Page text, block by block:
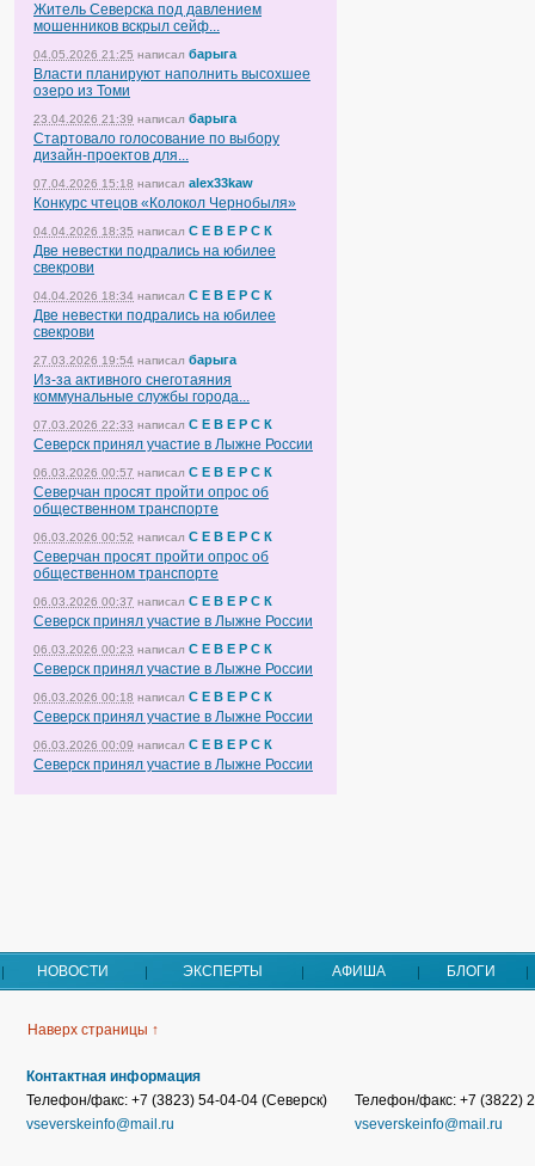
Житель Северска под давлением
мошенников вскрыл сейф...
04.05.2026 21:25 написал барыга
Власти планируют наполнить высохшее
озеро из Томи
23.04.2026 21:39 написал барыга
Стартовало голосование по выбору
дизайн-проектов для...
07.04.2026 15:18 написал alex33kaw
Конкурс чтецов «Колокол Чернобыля»
04.04.2026 18:35 написал С Е В Е Р С К
Две невестки подрались на юбилее
свекрови
04.04.2026 18:34 написал С Е В Е Р С К
Две невестки подрались на юбилее
свекрови
27.03.2026 19:54 написал барыга
Из-за активного снеготаяния
коммунальные службы города...
07.03.2026 22:33 написал С Е В Е Р С К
Северск принял участие в Лыжне России
06.03.2026 00:57 написал С Е В Е Р С К
Северчан просят пройти опрос об
общественном транспорте
06.03.2026 00:52 написал С Е В Е Р С К
Северчан просят пройти опрос об
общественном транспорте
06.03.2026 00:37 написал С Е В Е Р С К
Северск принял участие в Лыжне России
06.03.2026 00:23 написал С Е В Е Р С К
Северск принял участие в Лыжне России
06.03.2026 00:18 написал С Е В Е Р С К
Северск принял участие в Лыжне России
06.03.2026 00:09 написал С Е В Е Р С К
Северск принял участие в Лыжне России
НОВОСТИ ЭКСПЕРТЫ АФИША БЛОГИ
Наверх страницы ↑
Контактная информация
Телефон/факс: +7 (3823) 54-04-04 (Северск)
vseverskeinfo@mail.ru
Телефон/факс: +7 (3822)
vseverskeinfo@mail.ru